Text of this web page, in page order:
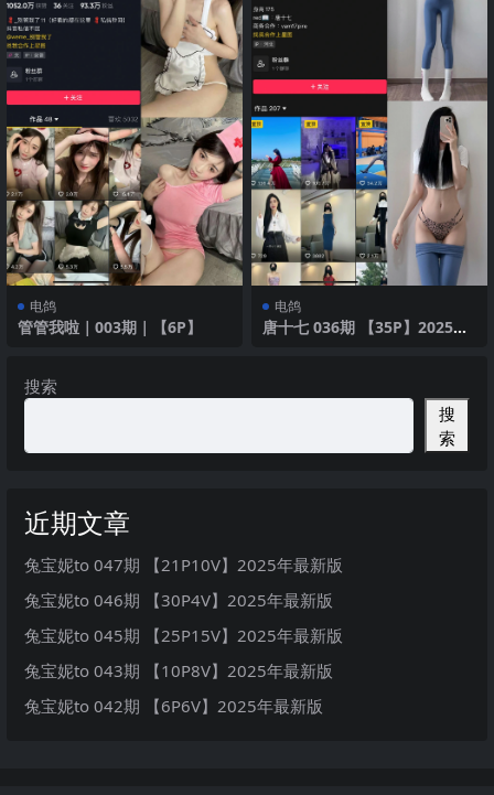
电鸽
管管我啦｜003期｜【6P】
电鸽
唐十七 036期 【35P】2025年
搜索
搜
索
近期文章
兔宝妮to 047期 【21P10V】2025年最新版
兔宝妮to 046期 【30P4V】2025年最新版
兔宝妮to 045期 【25P15V】2025年最新版
兔宝妮to 043期 【10P8V】2025年最新版
兔宝妮to 042期 【6P6V】2025年最新版